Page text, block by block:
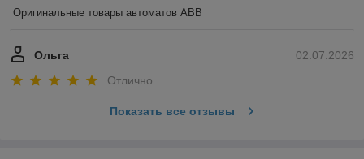
Оригинальные товары автоматов ABB
02.07.2026
Ольга
Отлично
Показать все отзывы